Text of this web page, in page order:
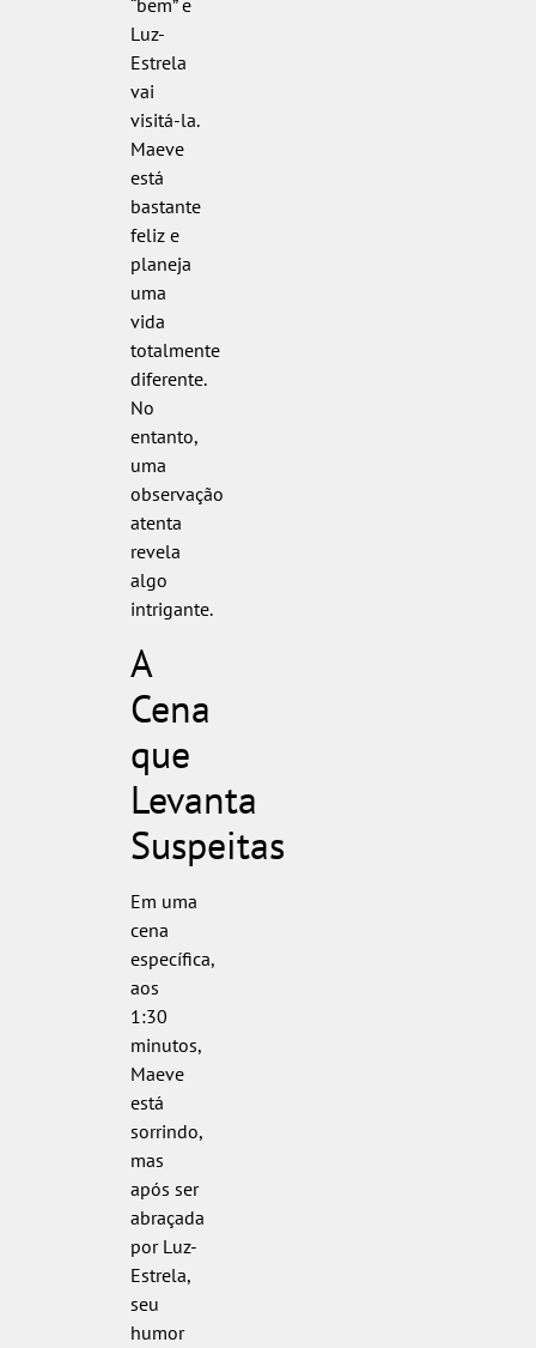
Luz-
Estrela
vai
visitá-la.
Maeve
está
bastante
feliz e
planeja
uma
vida
totalmente
diferente.
No
entanto,
uma
observação
atenta
revela
algo
intrigante.
A
Cena
que
Levanta
Suspeitas
Em uma
cena
específica,
aos
1:30
minutos,
Maeve
está
sorrindo,
mas
após ser
abraçada
por Luz-
Estrela,
seu
humor